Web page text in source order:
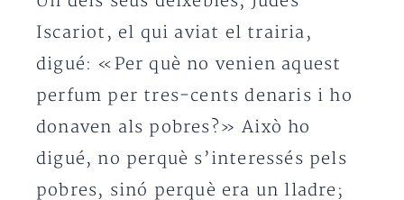
Iscariot, el qui aviat el trairia,
digué: «Per què no venien aquest
perfum per tres-cents denaris i ho
donaven als pobres?» Això ho
digué, no perquè s’interessés pels
pobres, sinó perquè era un lladre;